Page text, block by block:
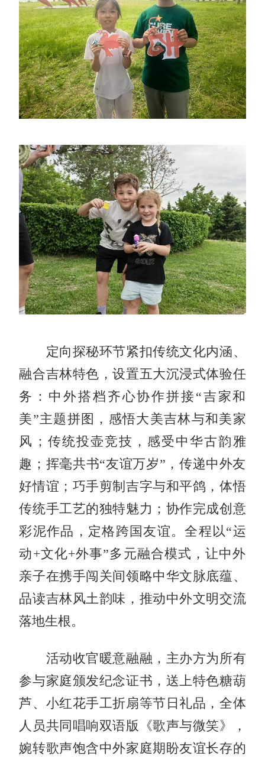
定向探秘环节紧扣传统文化内涵、
融合吉林特色，设置五大沉浸式体验任
务：中外搭档齐心协作拼接“吉家和
美”主题拼图，感悟大美吉林与和美家
风；传统投壶竞技，感受中华古韵雅
趣；挥毫共书“友谊万岁”，传递中外友
好情谊；巧手剪制吉字与和平鸽，体悟
传统手工艺的独特魅力；协作完成创意
彩泥作品，定格跨国友谊。全程以“运
动+文化+外事”多元融合模式，让中外
亲子在携手闯关间领略中华文脉底蕴、
品读吉林风土韵味，推动中外文明交流
落地生根。
活动收官暖意融融，主办方为所有
参与家庭颁发纪念证书，送上特色糖葫
芦、小红花手工折扇等节日礼品，全体
人员共同唱响双语版《歌声与微笑》，
婉转歌声饱含中外家庭期盼友谊长存的